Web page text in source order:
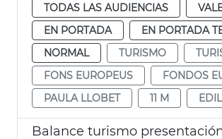
TODAS LAS AUDIENCIAS
EN PORTADA
EN PORTADA
NORMAL
TURISMO
FONS EUROPEUS
FONDOS
PAULA LLOBET
11 M